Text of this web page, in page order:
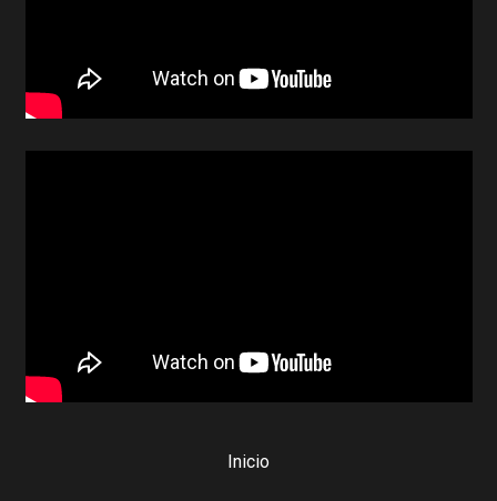
Inicio